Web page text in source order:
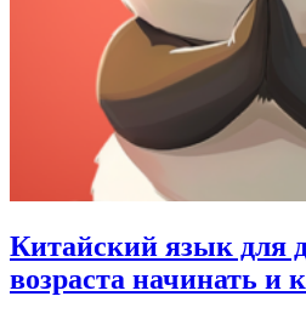
Китайский язык для
возраста начинать и